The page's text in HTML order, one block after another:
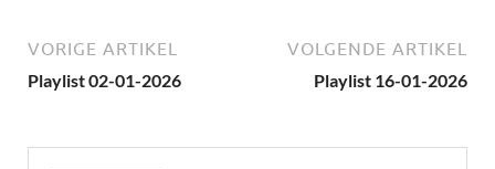
VORIGE ARTIKEL
Playlist 02-01-2026
VOLGENDE ARTIKEL
Playlist 16-01-2026